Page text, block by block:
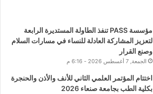
مؤسسة PASS تنفذ الطاولة المستديرة الرابعة
لتعزيز المشاركة العادلة للنساء في مسارات السلام
وصنع القرار
الجمعة, 7 أغسطس 2026 - 6:16 م
اختتام المؤتمر العلمي الثاني للأنف والأذن والحنجرة
بكلية الطب بجامعة صنعاء 2026